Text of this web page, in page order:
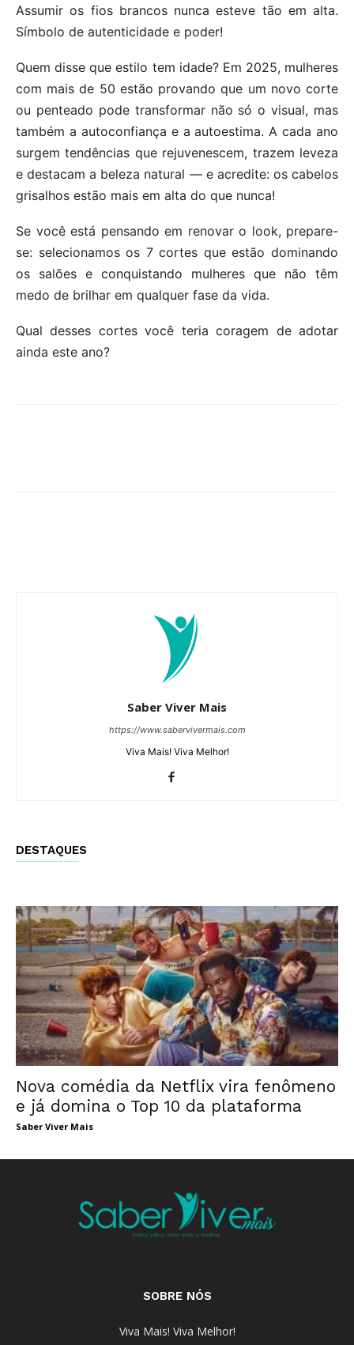
Assumir os fios brancos nunca esteve tão em alta.
Símbolo de autenticidade e poder!
Quem disse que estilo tem idade? Em 2025, mulheres
com mais de 50 estão provando que um novo corte
ou penteado pode transformar não só o visual, mas
também a autoconfiança e a autoestima. A cada ano
surgem tendências que rejuvenescem, trazem leveza
e destacam a beleza natural — e acredite: os cabelos
grisalhos estão mais em alta do que nunca!
Se você está pensando em renovar o look, prepare-
se: selecionamos os 7 cortes que estão dominando
os salões e conquistando mulheres que não têm
medo de brilhar em qualquer fase da vida.
Qual desses cortes você teria coragem de adotar
ainda este ano?
Saber Viver Mais
https://www.sabervivermais.com
Viva Mais! Viva Melhor!
DESTAQUES
Nova comédia da Netflix vira fenômeno
e já domina o Top 10 da plataforma
Saber Viver Mais
SOBRE NÓS
Viva Mais! Viva Melhor!